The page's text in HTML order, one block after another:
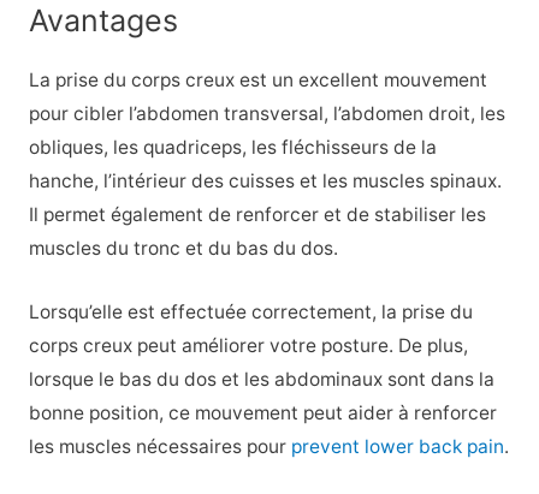
Avantages
La prise du corps creux est un excellent mouvement
pour cibler l’abdomen transversal, l’abdomen droit, les
obliques, les quadriceps, les fléchisseurs de la
hanche, l’intérieur des cuisses et les muscles spinaux.
Il permet également de renforcer et de stabiliser les
muscles du tronc et du bas du dos.
Lorsqu’elle est effectuée correctement, la prise du
corps creux peut améliorer votre posture. De plus,
lorsque le bas du dos et les abdominaux sont dans la
bonne position, ce mouvement peut aider à renforcer
les muscles nécessaires pour prevent lower back pain.